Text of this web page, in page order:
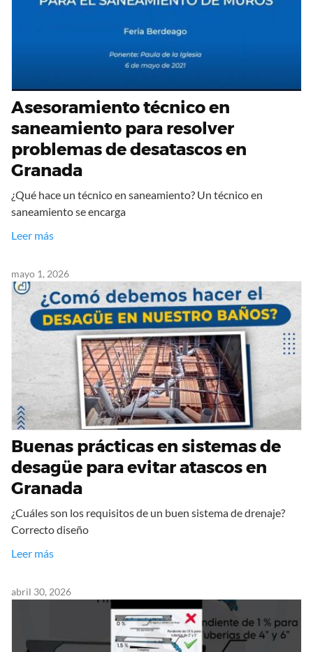
Asesoramiento técnico en
saneamiento para resolver
problemas de desatascos en
Granada
¿Qué hace un técnico en saneamiento? Un técnico en
saneamiento se encarga
Leer más
mayo 1, 2026
Buenas prácticas en sistemas de
desagüe para evitar atascos en
Granada
¿Cuáles son los requisitos de un buen sistema de drenaje?
Correcto diseño
Leer más
abril 30, 2026